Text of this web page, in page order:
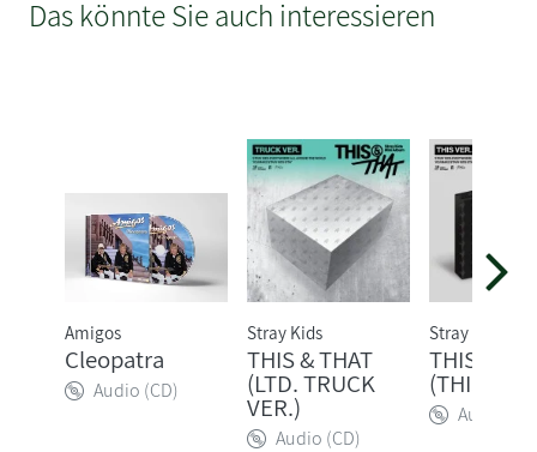
Das könnte Sie auch interessieren
Amigos
Cleopatra
Audio (CD)
Stray Kids
THIS & THAT
(LTD. TRUCK
VER.)
Audio (CD)
Stray Kids
THIS &
(THIS
Audio